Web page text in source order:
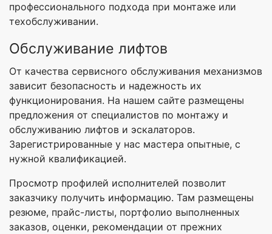
профессионального подхода при монтаже или
техобслуживании.
Обслуживание лифтов
От качества сервисного обслуживания механизмов
зависит безопасность и надежность их
функционирования. На нашем сайте размещены
предложения от специалистов по монтажу и
обслуживанию лифтов и эскалаторов.
Зарегистрированные у нас мастера опытные, с
нужной квалификацией.
Просмотр профилей исполнителей позволит
заказчику получить информацию. Там размещены
резюме, прайс-листы, портфолио выполненных
заказов, оценки, рекомендации от прежних